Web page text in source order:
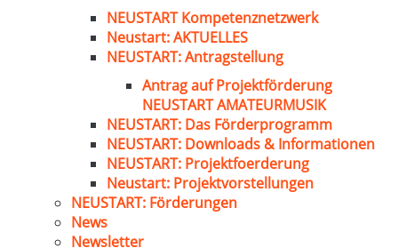
NEUSTART Kompetenznetzwerk
Neustart: AKTUELLES
NEUSTART: Antragstellung
Antrag auf Projektförderung
NEUSTART AMATEURMUSIK
NEUSTART: Das Förderprogramm
NEUSTART: Downloads & Informationen
NEUSTART: Projektfoerderung
Neustart: Projektvorstellungen
NEUSTART: Förderungen
News
Newsletter